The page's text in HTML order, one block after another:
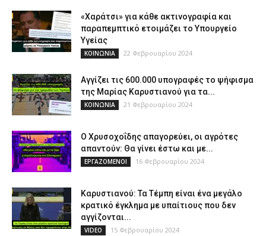
«Χαράτσι» για κάθε ακτινογραφία και
παραπεμπτικό ετοιμάζει το Υπουργείο
Υγείας
ΚΟΙΝΩΝΙΑ 22 Φεβρουαρίου 2024
Αγγίζει τις 600.000 υπογραφές το ψήφισμα
της Μαρίας Καρυστιανού για τα...
ΚΟΙΝΩΝΙΑ 21 Φεβρουαρίου 2024
Ο Χρυσοχοΐδης απαγορεύει, οι αγρότες
απαντούν: Θα γίνει έστω και με...
ΕΡΓΑΖΟΜΕΝΟΙ 16 Φεβρουαρίου 2024
Καρυστιανού: Τα Τέμπη είναι ένα μεγάλο
κρατικό έγκλημα με υπαίτιους που δεν
αγγίζονται...
VIDEO 15 Φεβρουαρίου 2024